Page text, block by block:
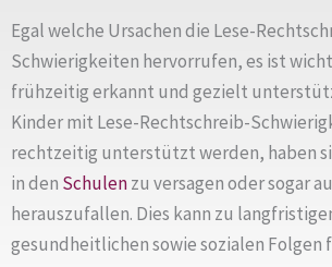
Egal welche Ursachen die Lese-
Schwierigkeiten hervorrufen, es ist
frühzeitig erkannt und gezielt
Kinder mit Lese-Rechtschreib-
rechtzeitig unterstützt werden, haben
in den Schulenzu versagen oder sogar
herauszufallen. Dies kann zu
gesundheitlichen sowie sozialen Folgen